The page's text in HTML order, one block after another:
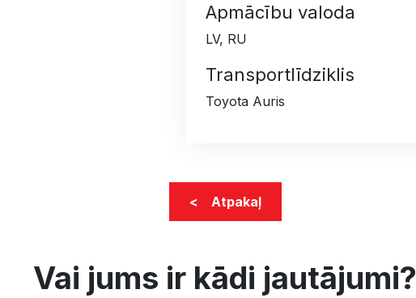
Apmācību valoda
LV, RU
Transportlīdziklis
Toyota Auris
< Atpakaļ
Vai jums ir kādi jautājumi?